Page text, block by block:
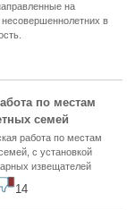
на
в
по местам
семей
работа по местам
с установкой
извещателей
14